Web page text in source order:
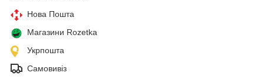
Нова Пошта
Магазини Rozetka
Укрпошта
Самовивіз